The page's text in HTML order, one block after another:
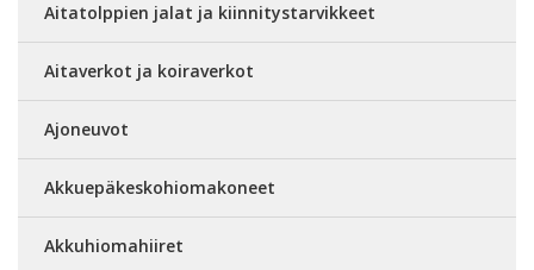
Aitatolppien jalat ja kiinnitystarvikkeet
Aitaverkot ja koiraverkot
Ajoneuvot
Akkuepäkeskohiomakoneet
Akkuhiomahiiret